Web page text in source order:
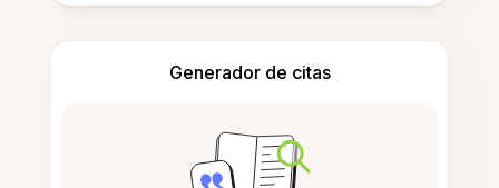
Generador de citas